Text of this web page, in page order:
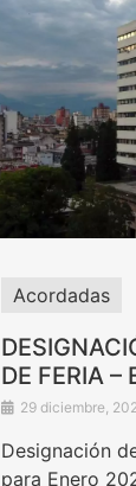
Acordadas
DE FERIA –
29 diciembre,
Designación
para Enero